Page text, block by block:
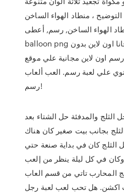
، منطاد الهواء الساخن
الهواء الساخن, رسم, أعطى,
balloon png العب العاب رسم! مجانا اون لاين بدون
اون لاين مجانية علي موقع
علي لعبة رسم. العب ألعاب
رسم!
والمدفئة حل الشتاء بعد
بجانب بيت صغير كان هناك
الثلج كان في بداية صنعة حتي
في كل ليلة ينظر من إلعب
المحارب تاتي من قسم العاب
اكشن. هل تحب لعب لعبة رجل